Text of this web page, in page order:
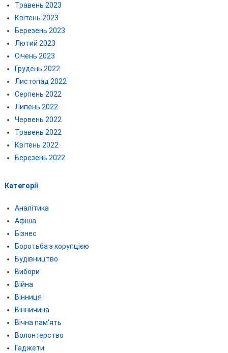
Травень 2023
Квітень 2023
Березень 2023
Лютий 2023
Січень 2023
Грудень 2022
Листопад 2022
Серпень 2022
Липень 2022
Червень 2022
Травень 2022
Квітень 2022
Березень 2022
Категорії
Аналітика
Афіша
Бізнес
Боротьба з корупцією
Будівництво
Вибори
Війна
Вінниця
Вінничина
Вічна пам'ять
Волонтерство
Гаджети